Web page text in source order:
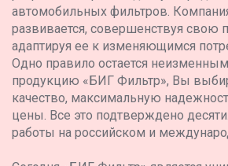
автомобильных фильтров.
развивается, совершенствуя свою
адаптируя ее к изменяющимся
Одно правило остается
продукцию «БИГ Фильтр», Вы
качество, максимальную
цены. Все это подтверждено
работы на российском и